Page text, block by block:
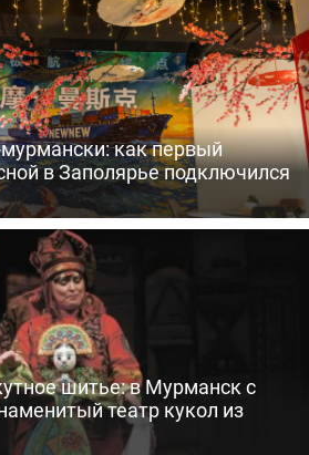
как первый
в Заполярье подключился
шитье: в Мурманск с
театр кукол из